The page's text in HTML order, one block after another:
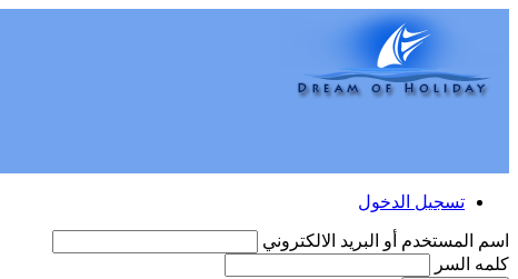
تسجيل الدخول
اسم المستخدم أو البريد الالكتروني
كلمه السر